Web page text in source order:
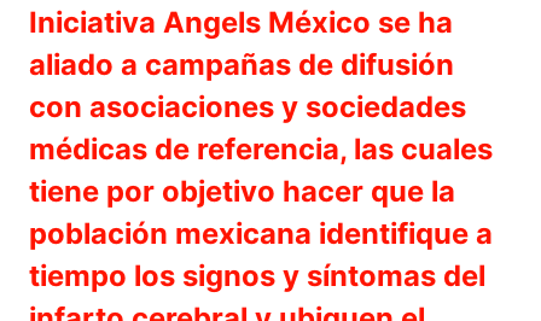
Iniciativa Angels México se ha
aliado a campañas de difusión
con asociaciones y sociedades
médicas de referencia, las cuales
tiene por objetivo hacer que la
población mexicana identifique a
tiempo los signos y síntomas del